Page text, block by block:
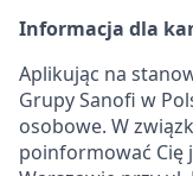
Informacja dla
Aplikując na
Grupy Sanofi w
osobowe. W
poinformować Cię